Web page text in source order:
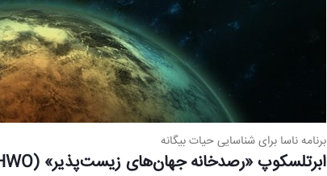
برنامه ناسا برای شناسایی حیات بیگانه
ابرتلسکوپ «رصدخانه جهان‌های زیست‌پذیر» (HWO)